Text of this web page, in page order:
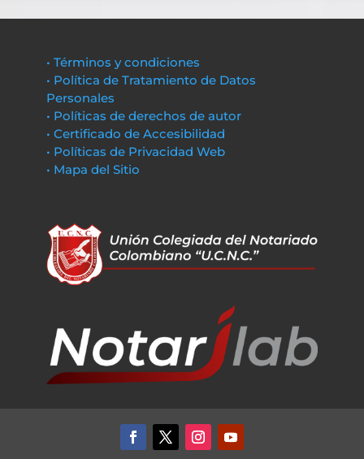
• Términos y condiciones
• Política de Tratamiento de Datos
Personales
• Políticas de derechos de autor
• Certificado de Accesibilidad
• Políticas de Privacidad Web
• Mapa del Sitio